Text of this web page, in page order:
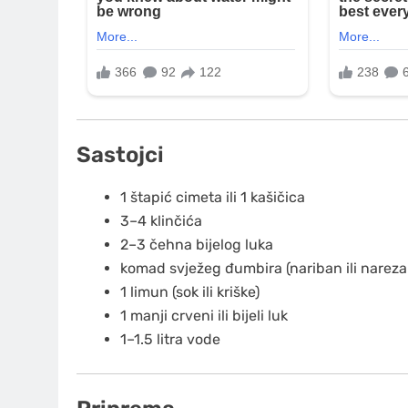
Sastojci
1 štapić cimeta ili 1 kašičica
3–4 klinčića
2–3 čehna bijelog luka
komad svježeg đumbira (nariban ili
1 limun (sok ili kriške)
1 manji crveni ili bijeli luk
1–1.5 litra vode